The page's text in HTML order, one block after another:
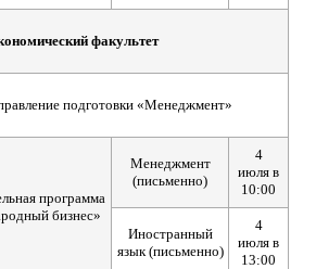
факультет
подготовки «Менеджмент»
программа
бизнес»
Менеджмент
(письменно)
4
июля в
10:00
Иностранный
язык (письменно)
4
июля в
13:00